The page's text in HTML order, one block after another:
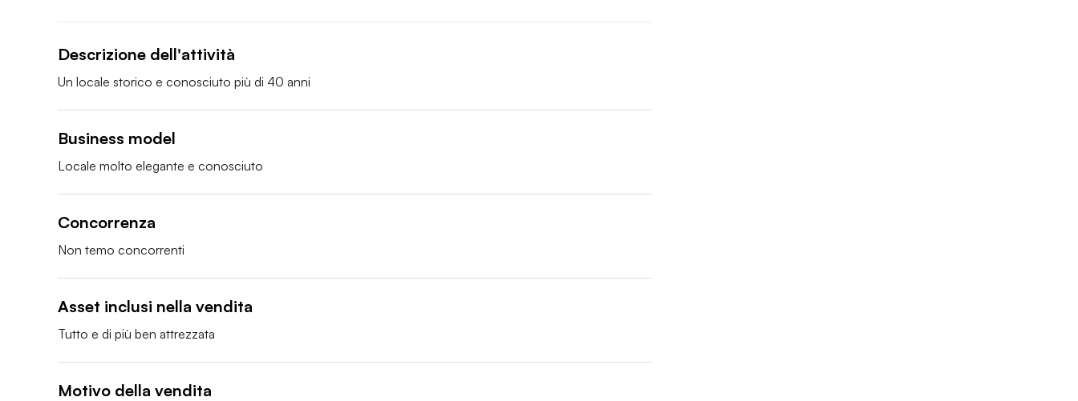
Descrizione dell'attività
Un locale storico e conosciuto più di 40 anni
Business model
Locale molto elegante e conosciuto
Concorrenza
Non temo concorrenti
Asset inclusi nella vendita
Tutto e di più ben attrezzata
Motivo della vendita